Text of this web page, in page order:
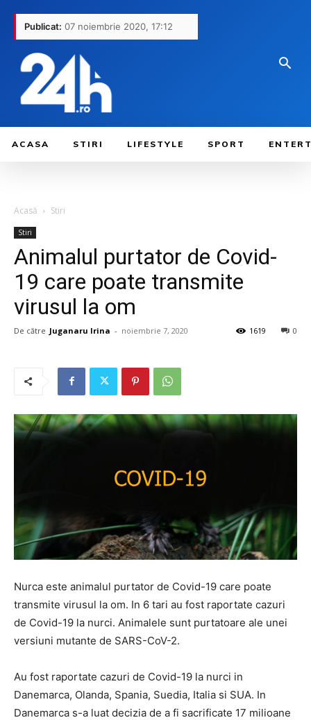
Publicat: 07 noiembrie 2020, 17:12
ACASA STIRI LIFESTYLE SPORT
Acasă Stiri
Stiri
Animalul purtator de Covid-
19 care poate transmite
virusul la om
De către Juganaru Irina - noiembrie 7, 2020 0
1619
Nurca este animalul purtator de Covid-19 care poate
transmite virusul la om. In 6 tari au fost raportate cazuri
de Covid-19 la nurci. Animalele sunt purtatoare ale unei
versiuni mutante de SARS-CoV-2.
Au fost raportate cazuri de Covid-19 la nurci in
Danemarca, Olanda, Spania, Suedia, Italia si SUA. In
Danemarca s-a luat decizia de a fi sacrificate 17 milioane